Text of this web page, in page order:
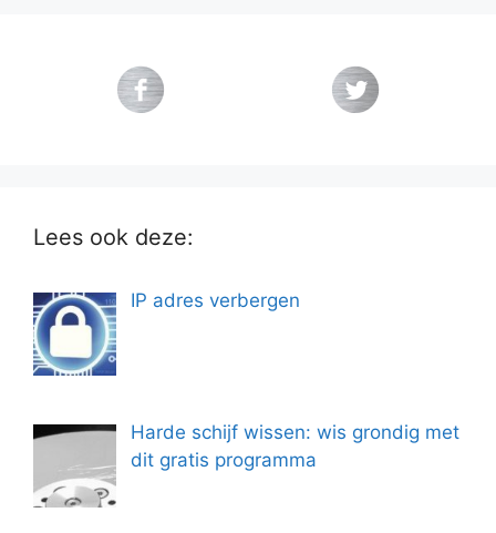
Lees ook deze:
IP adres verbergen
Harde schijf wissen: wis grondig met
dit gratis programma